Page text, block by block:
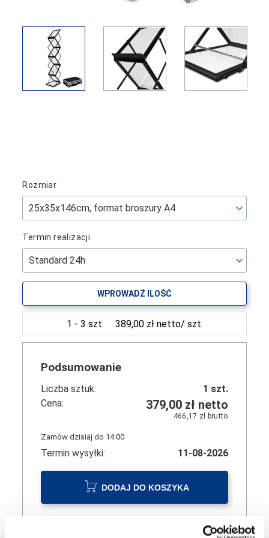
Rozmiar
Termin realizacji
WPROWADŹ ILOŚĆ
1 - 3 szt. 389,00 zł netto/ szt.
Podsumowanie
Liczba sztuk: 1 szt.
Cena:
379,00 zł netto
466,17 zł brutto
Zamów dzisiaj do 14:00
Termin wysyłki: 11-08-2026
DODAJ DO KOSZYKA